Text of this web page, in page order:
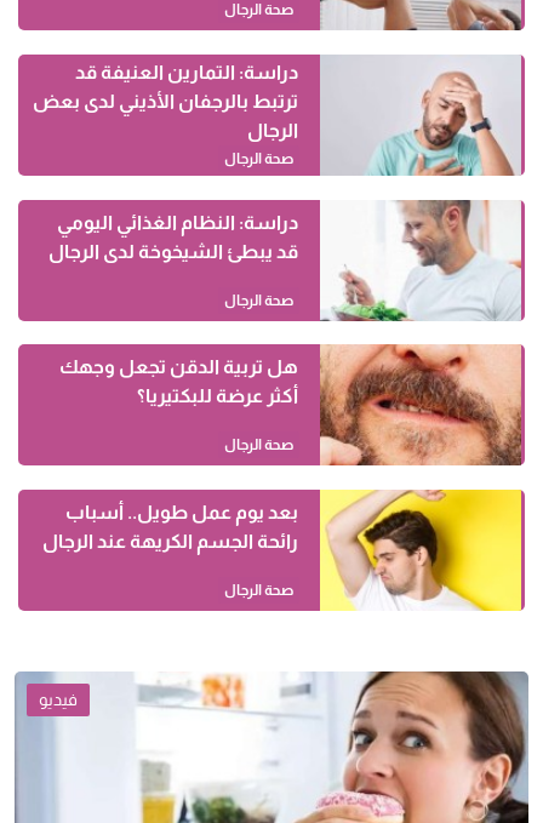
صحة الرجال
دراسة: التمارين العنيفة قد
ترتبط بالرجفان الأذيني لدى بعض
الرجال
صحة الرجال
دراسة: النظام الغذائي اليومي
قد يبطئ الشيخوخة لدى الرجال
صحة الرجال
هل تربية الدقن تجعل وجهك
أكثر عرضة للبكتيريا؟
صحة الرجال
بعد يوم عمل طويل.. أسباب
رائحة الجسم الكريهة عند الرجال
صحة الرجال
فيديو